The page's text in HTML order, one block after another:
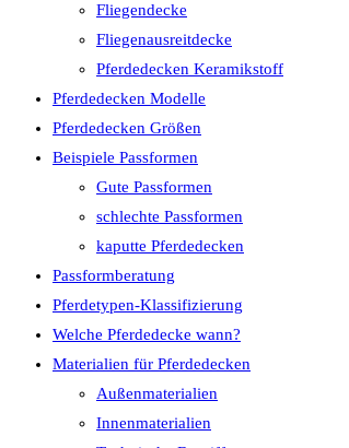
Fliegendecke
Fliegenausreitdecke
Pferdedecken Keramikstoff
Pferdedecken Modelle
Pferdedecken Größen
Beispiele Passformen
Gute Passformen
schlechte Passformen
kaputte Pferdedecken
Passformberatung
Pferdetypen-Klassifizierung
Welche Pferdedecke wann?
Materialien für Pferdedecken
Außenmaterialien
Innenmaterialien